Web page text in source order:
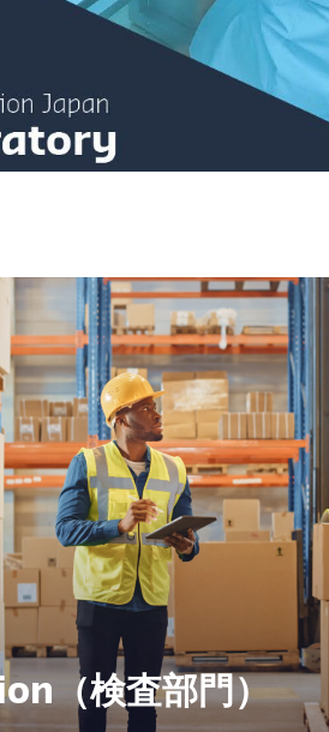
（検査部門）